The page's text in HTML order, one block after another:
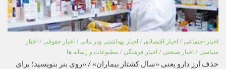
اخبار اجتماعی / اخبار اقتصادی / اخبار بهداشتی ودر مانی / اخبار حقوقی / اخبار
سیاسی / اخبار صنعتی / اخبار فرهنگی / مطبوعات و رسانه ها
حذف ارز دارو یعنی «سال کشتار بیماران» / «روی بنر بنویسید؛ برای